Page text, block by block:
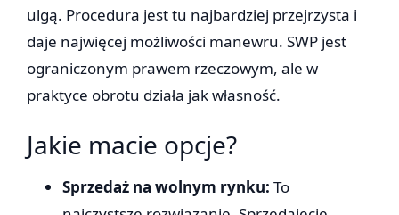
ulgą. Procedura jest tu najbardziej przejrzysta i
daje najwięcej możliwości manewru. SWP jest
ograniczonym prawem rzeczowym, ale w
praktyce obrotu działa jak własność.
Jakie macie opcje?
Sprzedaż na wolnym rynku: To